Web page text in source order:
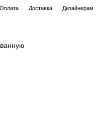
Оплата Доставка Дизайнерам